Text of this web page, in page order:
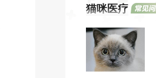
猫咪医疗